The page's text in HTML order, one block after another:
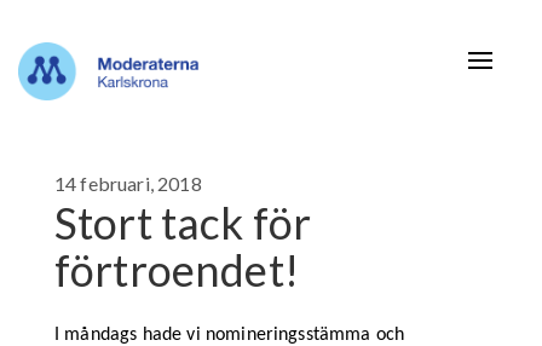
14 februari, 2018
Stort tack för
förtroendet!
I måndags hade vi nomineringsstämma och